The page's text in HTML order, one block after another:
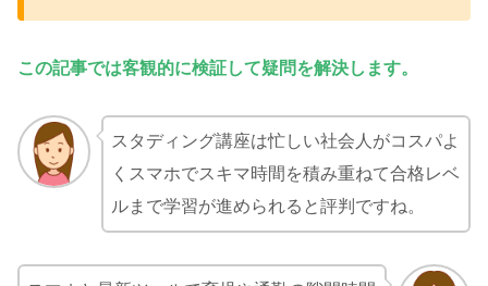
この記事では客観的に検証して疑問を解決します。
スタディング講座は忙しい社会人がコスパよ
くスマホでスキマ時間を積み重ねて合格レベ
ルまで学習が進められると評判ですね。